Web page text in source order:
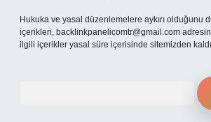
Hukuka ve yasal düzenlemelere aykırı olduğunu
içerikleri, backlinkpanelicomtr@gmail.com
ilgili içerikler yasal süre içerisinde sitemizden